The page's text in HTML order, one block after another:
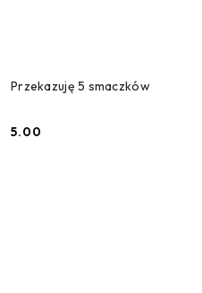
Przekazuję 5 smaczków
Cena:
5.00